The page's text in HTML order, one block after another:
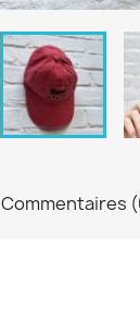
Commentaires